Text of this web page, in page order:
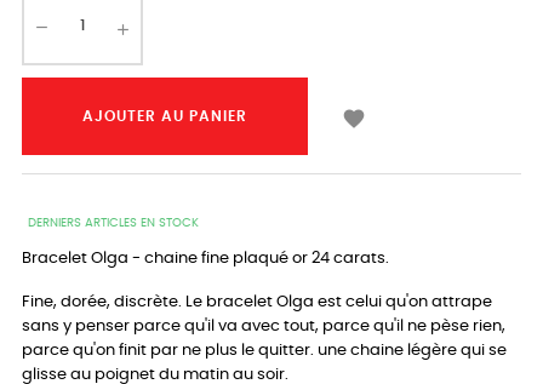
AJOUTER AU PANIER 
DERNIERS ARTICLES EN STOCK
Bracelet Olga - chaine fine plaqué or 24 carats.
Fine, dorée, discrète. Le bracelet Olga est celui qu'on attrape
sans y penser parce qu'il va avec tout, parce qu'il ne pèse rien,
parce qu'on finit par ne plus le quitter. une chaine légère qui se
glisse au poignet du matin au soir.